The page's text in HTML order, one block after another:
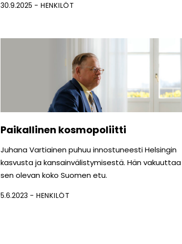
30.9.2025 HENKILÖT
Paikallinen kosmopoliitti
Juhana Vartiainen puhuu innostuneesti Helsingin
kasvusta ja kansainvälistymisestä. Hän vakuuttaa
sen olevan koko Suomen etu.
5.6.2023 HENKILÖT